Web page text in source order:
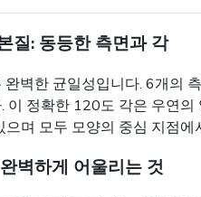
질: 동등한 측면과 각
벽한 균일성입니다. 6개의
이 정확한 120도 각은 우연
며 모두 모양의 중심 지점
벽하게 어울리는 것